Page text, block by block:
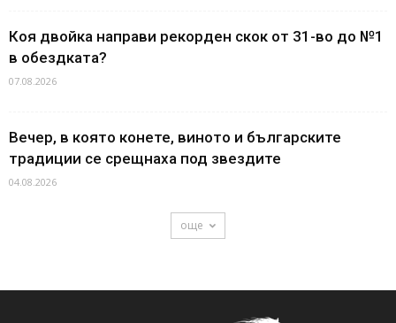
Коя двойка направи рекорден скок от 31-во до №1
в обездката?
07.08.2026
Вечер, в която конете, виното и българските
традиции се срещнаха под звездите
04.08.2026
още